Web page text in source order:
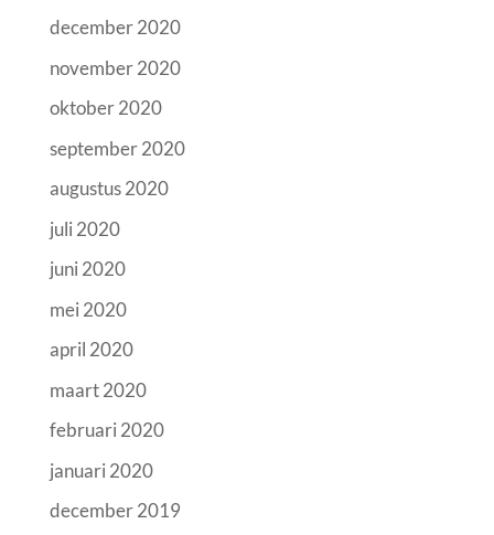
december 2020
november 2020
oktober 2020
september 2020
augustus 2020
juli 2020
juni 2020
mei 2020
april 2020
maart 2020
februari 2020
januari 2020
december 2019